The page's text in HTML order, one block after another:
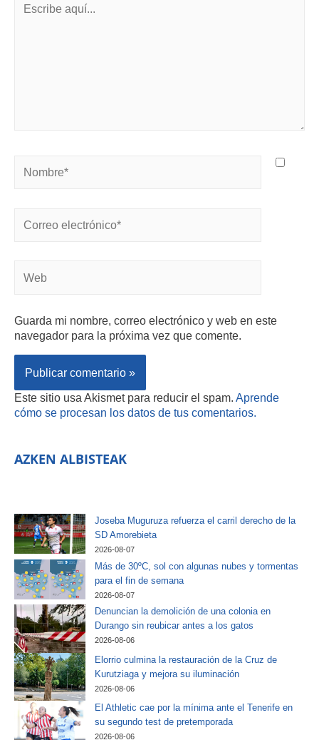
Guarda mi nombre, correo electrónico y web en este
navegador para la próxima vez que comente.
Este sitio usa Akismet para reducir el spam. Aprende
cómo se procesan los datos de tus comentarios.
AZKEN ALBISTEAK
Joseba Muguruza refuerza el carril derecho de la
SD Amorebieta
2026-08-07
Más de 30ºC, sol con algunas nubes y tormentas
para el fin de semana
2026-08-07
Denuncian la demolición de una colonia en
Durango sin reubicar antes a los gatos
2026-08-06
Elorrio culmina la restauración de la Cruz de
Kurutziaga y mejora su iluminación
2026-08-06
El Athletic cae por la mínima ante el Tenerife en
su segundo test de pretemporada
2026-08-06